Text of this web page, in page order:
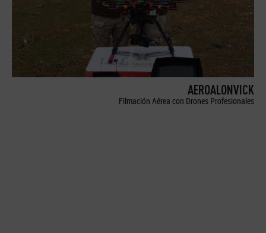
AEROALONVICK
Filmación Aérea con Drones Profesionales